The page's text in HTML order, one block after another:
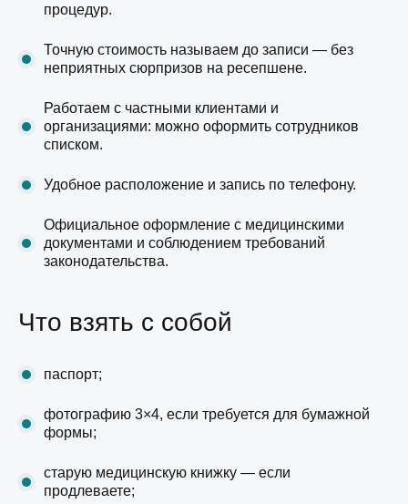
процедур.
Точную стоимость называем до записи — без
неприятных сюрпризов на ресепшене.
Работаем с частными клиентами и
организациями: можно оформить сотрудников
списком.
Удобное расположение и запись по телефону.
Официальное оформление с медицинскими
документами и соблюдением требований
законодательства.
Что взять с собой
паспорт;
фотографию 3×4, если требуется для бумажной
формы;
старую медицинскую книжку — если
продлеваете;